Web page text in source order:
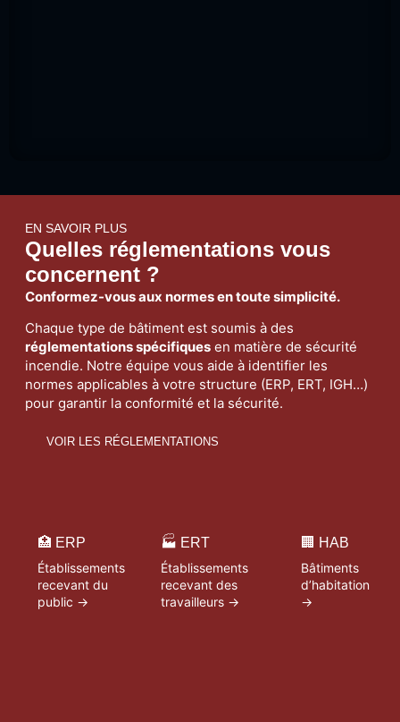
EN SAVOIR PLUS
Quelles réglementations vous
concernent ?
Conformez-vous aux normes en toute simplicité.
Chaque type de bâtiment est soumis à des
réglementationsspécifiques en matière de sécurité
incendie. Notre équipe vous aide à identifier les
normes applicables à votre structure (ERP, ERT, IGH…)
pour garantir la conformité et la sécurité.
VOIR LES RÉGLEMENTATIONS
🏥 ERP
Établissements
recevant du
public →
🏭 ERT
Établissements
recevant des
travailleurs →
🏢 HAB
Bâtiments
d’habitation
→